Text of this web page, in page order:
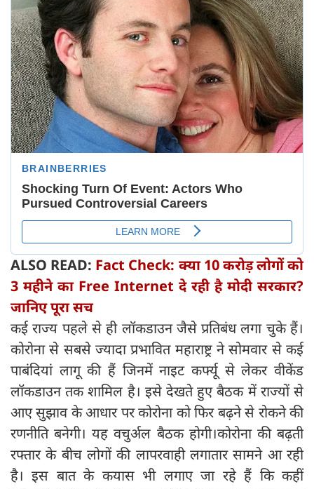
ALSO READ: Fact Check: क्या 10 करोड़ लोगों को
3 महीने का Free Internet दे रही है मोदी सरकार?
जानिए पूरा सच
कई राज्य पहले से ही लॉकडाउन जैसे प्रतिबंध लगा चुके हैं।
कोरोना से सबसे ज्यादा प्रभावित महाराष्ट्र ने सोमवार से कई
पाबंदियां लागू की हैं जिनमें नाइट कर्फ्यू से लेकर वीकेंड
लॉकडाउन तक शामिल है। इसे देखते हुए बैठक में राज्यों से
आए सुझाव के आधार पर कोरोना को फिर बढ़ने से रोकने की
रणनीति बनेगी। यह वचुर्अल बैठक होगी।कोरोना की बढ़ती
रफ्तार के बीच लोगों की लापरवाही लगातार सामने आ रही
है। इस बात के कयास भी लगाए जा रहे हैं कि कहीं